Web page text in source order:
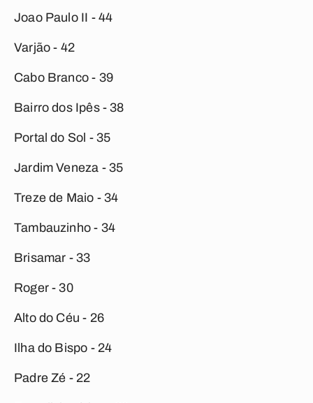
Joao Paulo II - 44
Varjão - 42
Cabo Branco - 39
Bairro dos Ipês - 38
Portal do Sol - 35
Jardim Veneza - 35
Treze de Maio - 34
Tambauzinho - 34
Brisamar - 33
Roger - 30
Alto do Céu - 26
Ilha do Bispo - 24
Padre Zé - 22